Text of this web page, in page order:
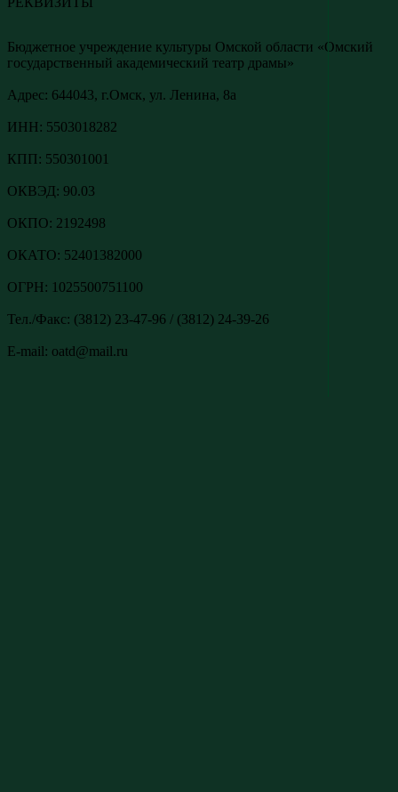
Бюджетное учреждение культуры Омской области «Омский
государственный академический театр драмы»
Адреc: 644043, г.Омск, ул. Ленина, 8а
ИНН: 5503018282
КПП: 550301001
ОКВЭД: 90.03
ОКПО: 2192498
ОКАТО: 52401382000
ОГРН: 1025500751100
Тел./Факс: (3812) 23-47-96 / (3812) 24-39-26
E-mail: oatd@mail.ru